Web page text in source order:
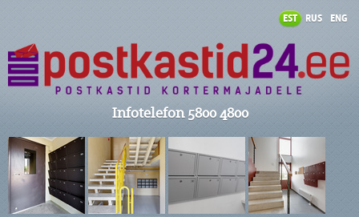
EST RUS ENG
Infotelefon 5800 4800